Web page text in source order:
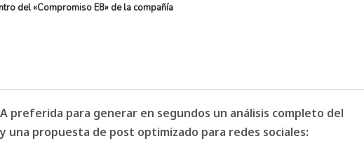
del «Compromiso E8» de la compañía
preferida para generar en segundos un análisis completo del
una propuesta de post optimizado para redes sociales: